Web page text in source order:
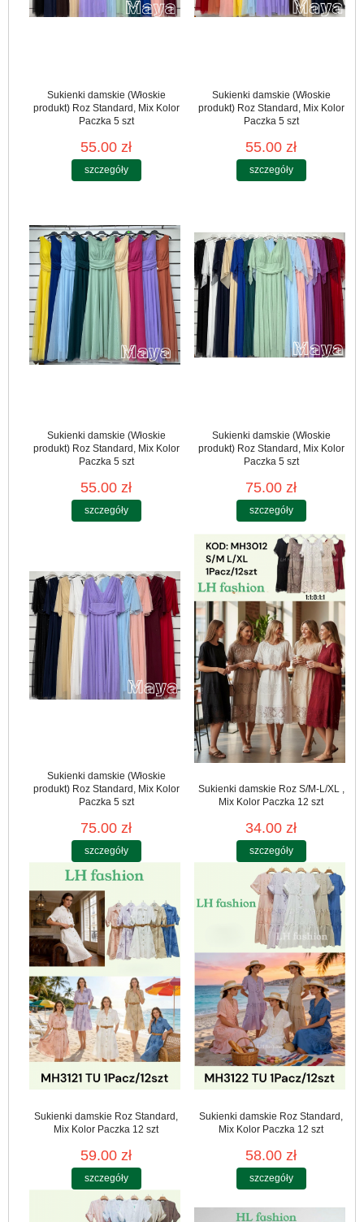
Sukienki damskie (Włoskie
produkt) Roz Standard, Mix Kolor
Paczka 5 szt
55.00 zł
szczegóły
Sukienki damskie (Włoskie
produkt) Roz Standard, Mix Kolor
Paczka 5 szt
55.00 zł
szczegóły
Sukienki damskie (Włoskie
produkt) Roz Standard, Mix Kolor
Paczka 5 szt
55.00 zł
szczegóły
Sukienki damskie (Włoskie
produkt) Roz Standard, Mix Kolor
Paczka 5 szt
75.00 zł
szczegóły
Sukienki damskie (Włoskie
produkt) Roz Standard, Mix Kolor
Paczka 5 szt
75.00 zł
szczegóły
Sukienki damskie Roz S/M-L/XL ,
Mix Kolor Paczka 12 szt
34.00 zł
szczegóły
Sukienki damskie Roz Standard,
Mix Kolor Paczka 12 szt
59.00 zł
szczegóły
Sukienki damskie Roz Standard,
Mix Kolor Paczka 12 szt
58.00 zł
szczegóły